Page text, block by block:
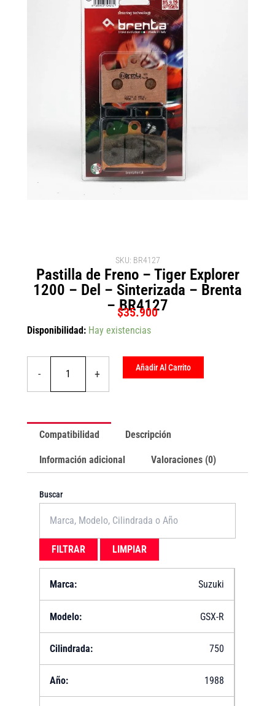
SKU: BR4127
Pastilla de Freno – Tiger Explorer
1200 – Del – Sinterizada – Brenta
– BR4127
$35.900
Disponibilidad: Hay existencias
-
Pastilla
Tiger
Del
Brenta
BR4127
+
Añadir Al Carrito
Compatibilidad Descripción
Información adicional Valoraciones (0)
Buscar
FILTRAR LIMPIAR
Suzuki
GSX-R
750
1988